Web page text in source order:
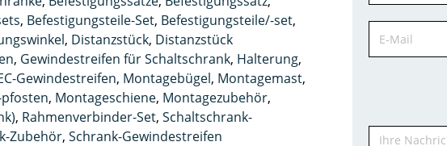
, Befestigungsteile-Set, Befestigungsteile/-set,
, Distanzstück, Distanzstück
, Gewindestreifen für Schaltschrank, Halterung,
Gewindestreifen, Montagebügel, Montagemast,
, Montageschiene, Montagezubehör,
, Rahmenverbinder-Set,Schaltschrank-
Zubehör,Schrank-Gewindestreifen